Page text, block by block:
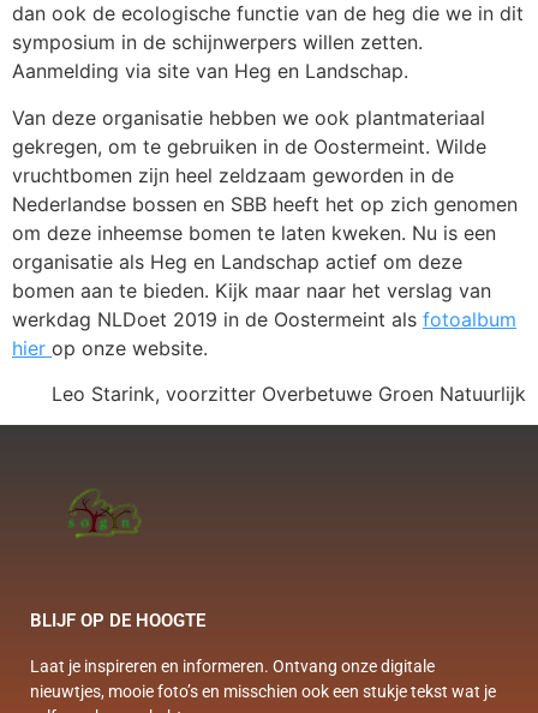
dan ook de ecologische functie van de heg die we in dit
symposium in de schijnwerpers willen zetten.
Aanmelding via site van Heg en Landschap.
Van deze organisatie hebben we ook plantmateriaal
gekregen, om te gebruiken in de Oostermeint. Wilde
vruchtbomen zijn heel zeldzaam geworden in de
Nederlandse bossen en SBB heeft het op zich genomen
om deze inheemse bomen te laten kweken. Nu is een
organisatie als Heg en Landschap actief om deze
bomen aan te bieden. Kijk maar naar het verslag van
werkdag NLDoet 2019 in de Oostermeint als fotoalbum
hier op onze website.
Leo Starink, voorzitter Overbetuwe Groen Natuurlijk
BLIJF OP DE HOOGTE
Laat je inspireren en informeren. Ontvang onze digitale
nieuwtjes, mooie foto’s en misschien ook een stukje tekst wat je